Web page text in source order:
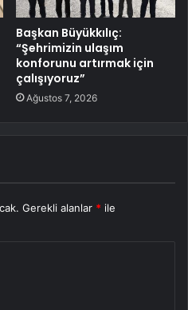
Başkan Büyükkılıç:
“Şehrimizin ulaşım
konforunu artırmak için
çalışıyoruz”
Ağustos 7, 2026
Gerekli alanlar * ile